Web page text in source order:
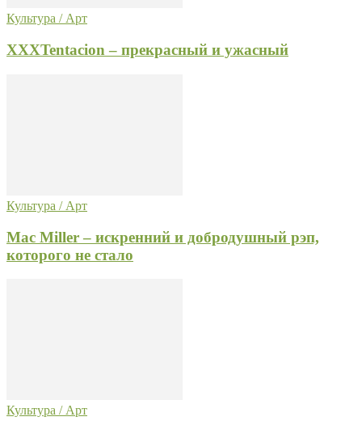
Культура / Арт
XXXTentacion – прекрасный и ужасный
Культура / Арт
Mac Miller – искренний и добродушный рэп,
которого не стало
Культура / Арт